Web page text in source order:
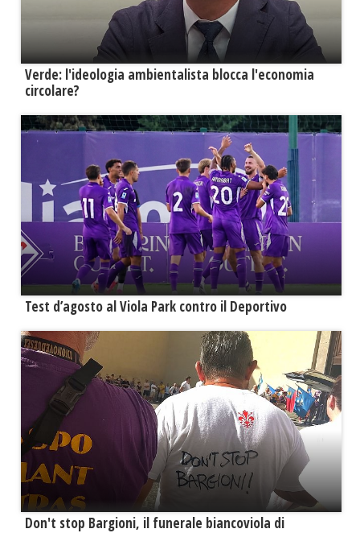
Verde: l'ideologia ambientalista blocca l'economia
circolare?
Test d’agosto al Viola Park contro il Deportivo
Don't stop Bargioni, il funerale biancoviola di